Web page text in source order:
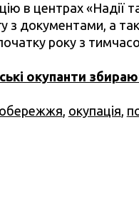
в центрах «Надії
з документами, а
року з
окупанти
, окупація,